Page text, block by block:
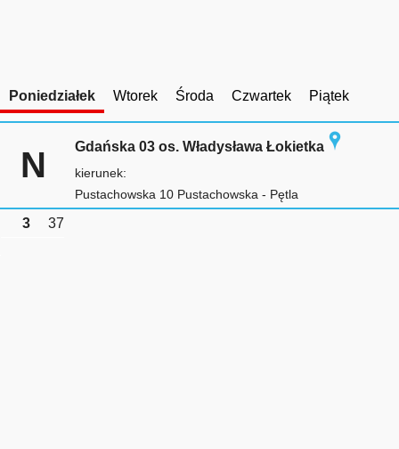
Poniedziałek Wtorek Środa Czwartek Piątek
N Gdańska 03 os. Władysława Łokietka
kierunek:
Pustachowska 10 Pustachowska - Pętla
3 37